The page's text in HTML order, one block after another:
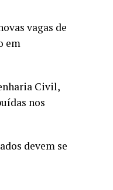
vagas de
em
Civil,
nos
devem se